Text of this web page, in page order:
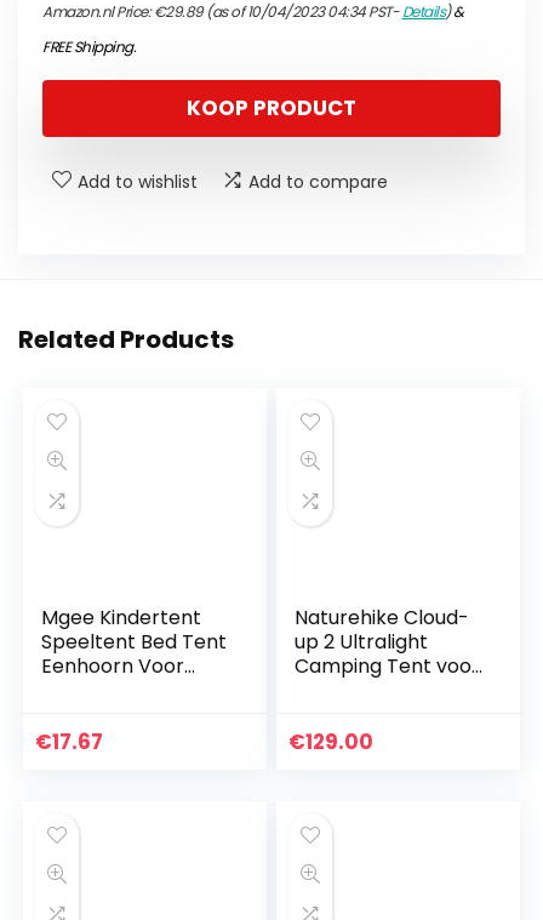
Amazon.nl Price:€29.89(as of 10/04/2023 04:34 PST-Details)&
FREE Shipping.
KOOP PRODUCT
Add to wishlist Add to compare
Related Products
Mgee Kindertent
Speeltent Bed Tent
Eenhoorn Voor
Indoor Pop-Up
€17.67
Naturehike Cloud-
up 2 Ultralight
Camping Tent voor
Dubbellaags
€129.00